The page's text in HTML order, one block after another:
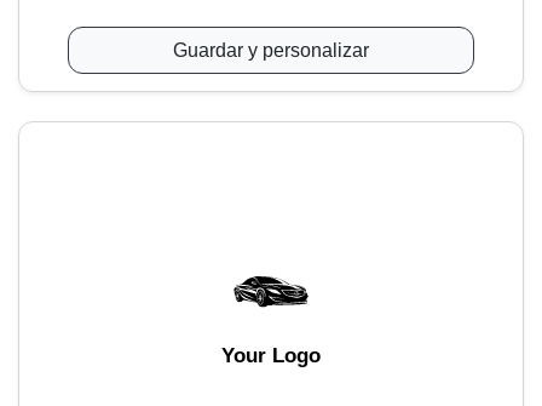
Guardar y personalizar
Your Logo